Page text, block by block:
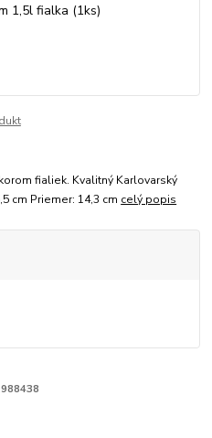
fialiek. Kvalitný Karlovarský
cm Priemer: 14,3 cm celý popis